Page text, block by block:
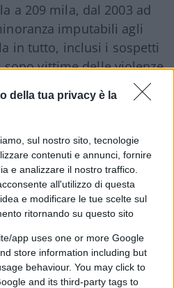
della tua privacy è la
sul nostro sito, tecnologie
contenuti e annunci, fornire
e analizzare il nostro traffico.
all'utilizzo di questa
e modificare le tue scelte sul
ritornando su questo sito
app uses one or more Google
store information including but
behaviour. You may click to
and its third-party tags to
a 209 mila, dal 2003 ad
imputabili agli
in tutto, inclusi i sospetti
vittime delle violenze
l’unico che può essere
Dobbiamo
per l’Iraq?
sintesi, fu una serie di
dissoluzione della
intervennero due
interventi solo aerei, nel